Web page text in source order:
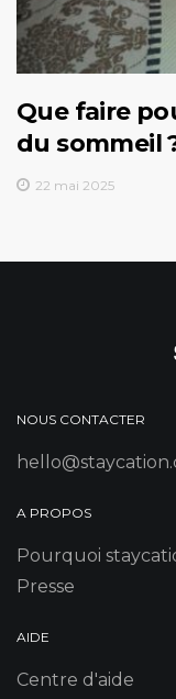
Que faire
du sommeil
22 mai 2025
NOUS CONTACTER
A PROPOS
Pourquoi
Presse
AIDE
Centre d'aide